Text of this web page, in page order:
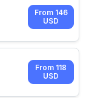
From 146
USD
From 118
USD